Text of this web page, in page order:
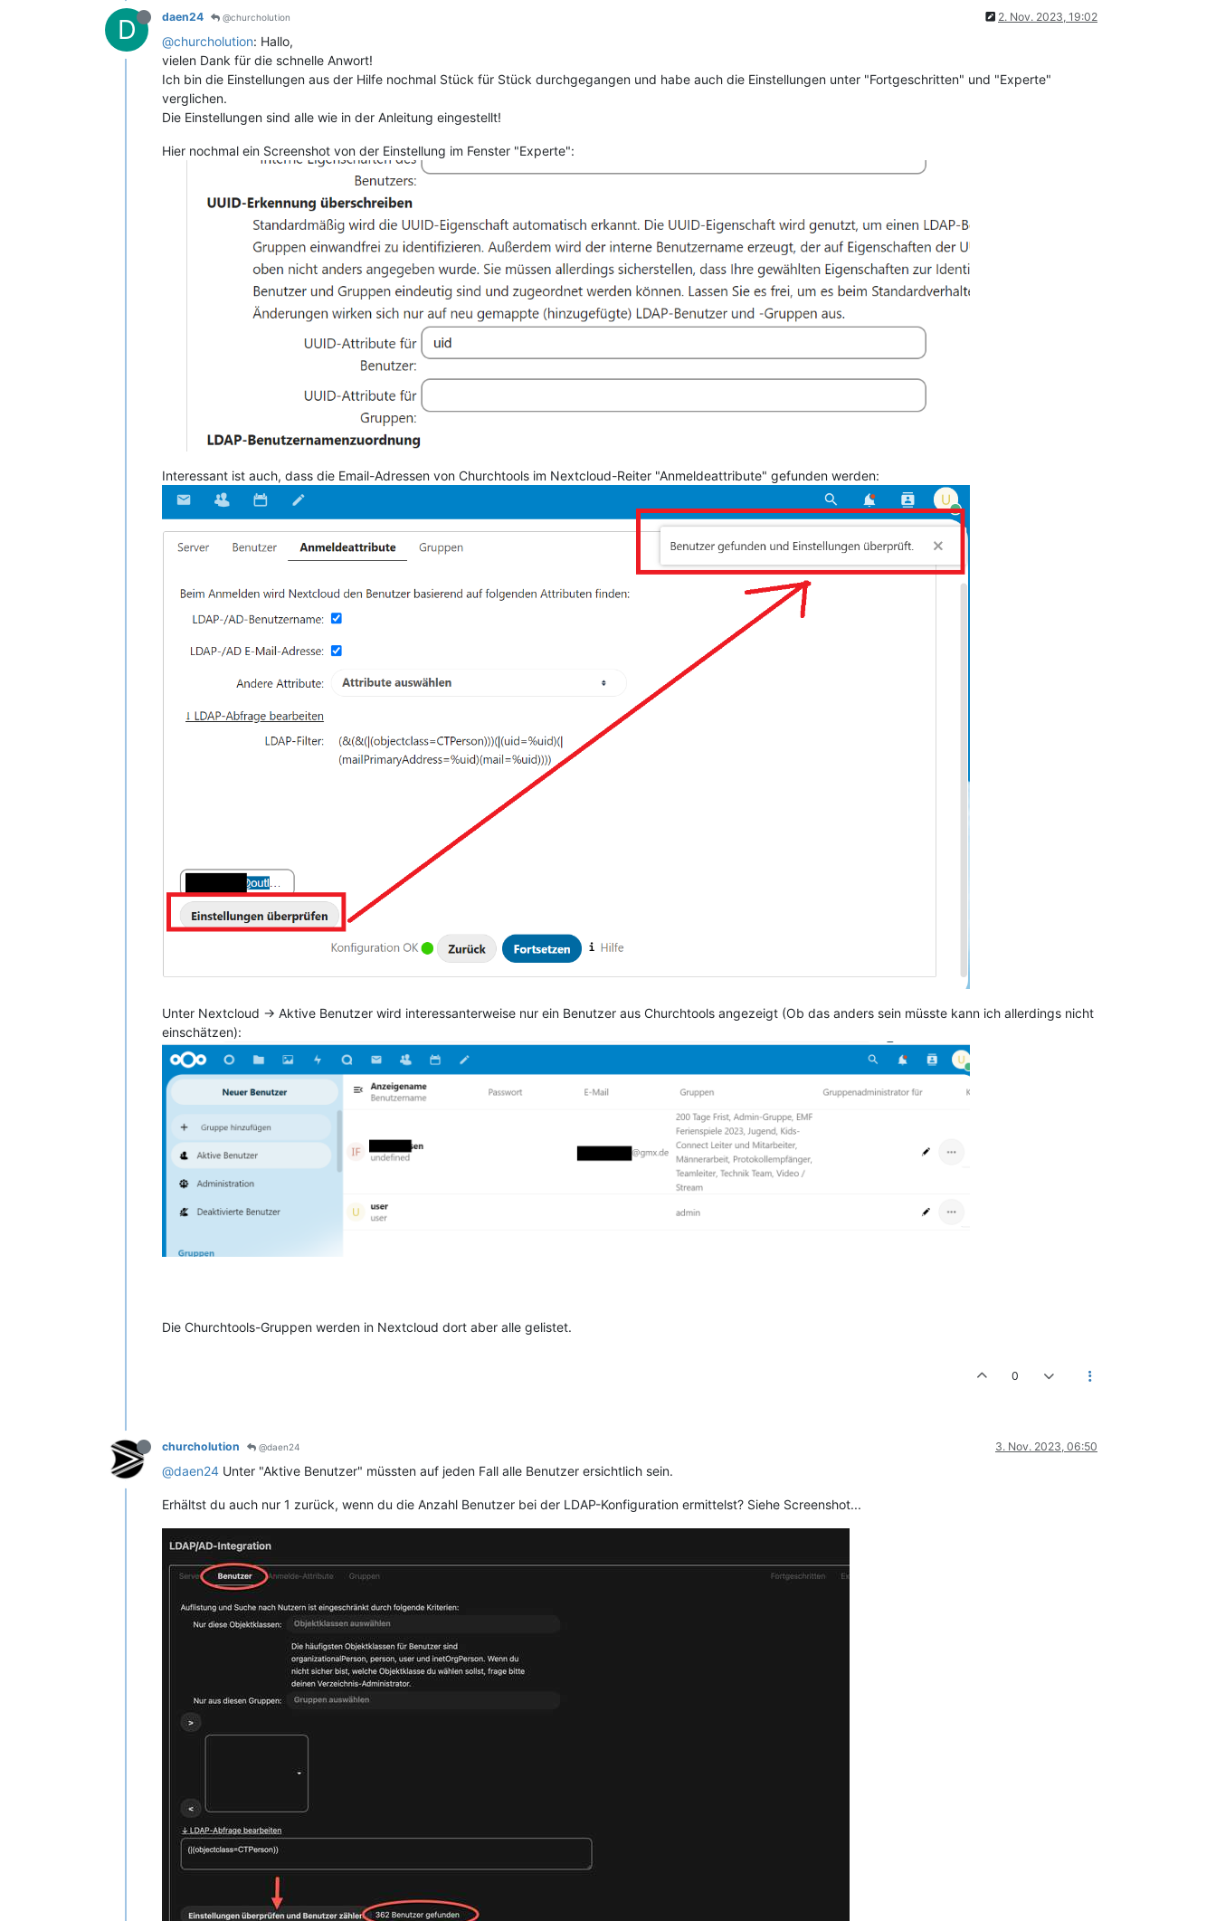
D daen24 @churcholution 2. Nov. 2023, 19:02
@churcholution: Hallo,
vielen Dank für die schnelle Anwort!
Ich bin die Einstellungen aus der Hilfe nochmal Stück für Stück durchgegangen und habe auch die Einstellungen unter "Fortgeschritten" und "Experte"
verglichen.
Die Einstellungen sind alle wie in der Anleitung eingestellt!
Hier nochmal ein Screenshot von der Einstellung im Fenster "Experte":
Interessant ist auch, dass die Email-Adressen von Churchtools im Nextcloud-Reiter "Anmeldeattribute" gefunden werden:
Unter Nextcloud -> Aktive Benutzer wird interessanterweise nur ein Benutzer aus Churchtools angezeigt (Ob das anders sein müsste kann ich allerdings nicht
einschätzen):
Die Churchtools-Gruppen werden in Nextcloud dort aber alle gelistet.
0
churcholution @daen24 3. Nov. 2023, 06:50
@daen24 Unter "Aktive Benutzer" müssten auf jeden Fall alle Benutzer ersichtlich sein.
Erhältst du auch nur 1 zurück, wenn du die Anzahl Benutzer bei der LDAP-Konfiguration ermittelst? Siehe Screenshot...